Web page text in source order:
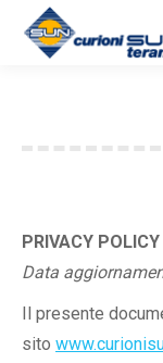
PRIVACY
Data
Il presente
sito